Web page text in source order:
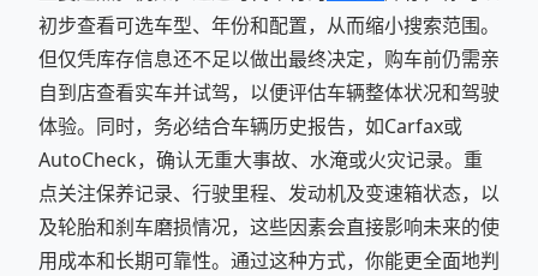
初步查看可选车型、年份和配置，从而缩小搜索范围。
但仅凭库存信息还不足以做出最终决定，购车前仍需亲
自到店查看实车并试驾，以便评估车辆整体状况和驾驶
体验。同时，务必结合车辆历史报告，如Carfax或
AutoCheck，确认无重大事故、水淹或火灾记录。重
点关注保养记录、行驶里程、发动机及变速箱状态，以
及轮胎和刹车磨损情况，这些因素会直接影响未来的使
用成本和长期可靠性。通过这种方式，你能更全面地判